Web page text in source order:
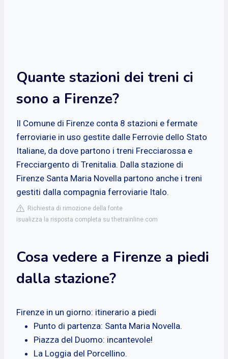
Quante stazioni dei treni ci
sono a Firenze?
Il Comune di Firenze conta 8 stazioni e fermate
ferroviarie in uso gestite dalle Ferrovie dello Stato
Italiane, da dove partono i treni Frecciarossa e
Frecciargento di Trenitalia. Dalla stazione di
Firenze Santa Maria Novella partono anche i treni
gestiti dalla compagnia ferroviarie Italo.
Richiesta di rimozione della fonte
isualizza la risposta completa su thetrainline.com
Cosa vedere a Firenze a piedi
dalla stazione?
Firenze in un giorno: itinerario a piedi
Punto di partenza: Santa Maria Novella.
Piazza del Duomo: incantevole!
La Loggia del Porcellino.